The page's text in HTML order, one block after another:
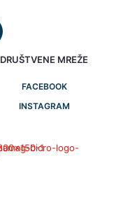
DRUŠTVENE MREŽE
FACEBOOK
INSTAGRAM